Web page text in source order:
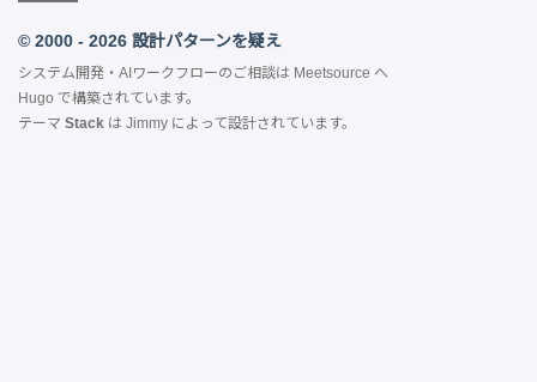
© 2000 - 2026 設計パターンを疑え
システム開発・AIワークフローのご相談は Meetsource へ
Hugo で構築されています。
テーマ Stack は Jimmy によって設計されています。